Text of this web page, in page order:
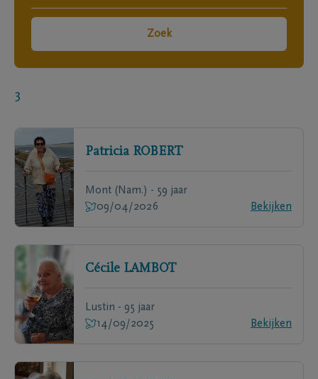
Zoek
3
Patricia ROBERT
Mont (Nam.) - 59 jaar
09/04/2026
Bekijken
Cécile LAMBOT
Lustin - 95 jaar
14/09/2025
Bekijken